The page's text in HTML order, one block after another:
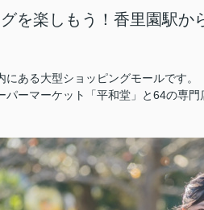
を楽しもう！香里園駅
ある大型ショッピングモールです。
パーマーケット「平和堂」と64の専